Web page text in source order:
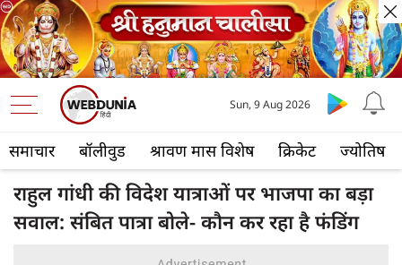
समाचार बॉलीवुड श्रावण मास विशेष क्रिकेट ज्योतिष
Sun, 9 Aug 2026
राहुल गांधी की विदेश यात्राओं पर भाजपा का बड़ा
सवाल: संबित पात्रा बोले- कौन कर रहा है फंडिंग